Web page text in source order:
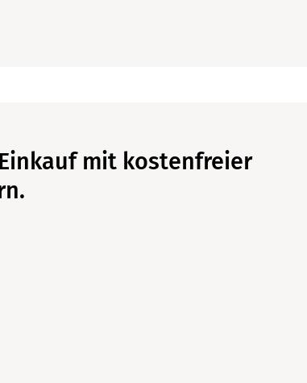
mit kostenfreier